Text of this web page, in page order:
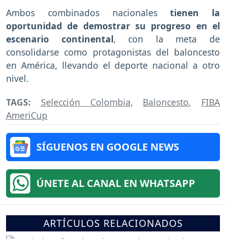
Ambos combinados nacionalestienen la
oportunidad de demostrar su progreso en el
escenario continental, con la meta de
consolidarse como protagonistas del baloncesto
en América, llevando el deporte nacional a otro
nivel.
TAGS: Selección Colombia, Baloncesto, FIBA
AmeriCup
SÍGUENOS EN GOOGLE NEWS
ÚNETE AL CANAL EN WHATSAPP
ARTÍCULOS RELACIONADOS